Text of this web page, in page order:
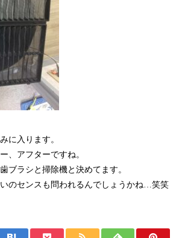
に入ります。
、アフターですね。
ブラシと掃除機と決めてます。
のセンスも問われるんでしょうかね…笑笑